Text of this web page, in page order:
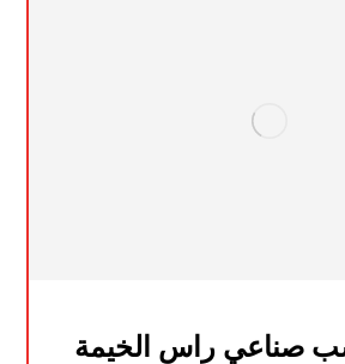
صناعي راس الخيمة